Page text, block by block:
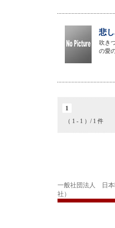
悲
吹き
の愛
1
（ 1 - 1 ）/ 1 件
一般社団法人 日本
社）